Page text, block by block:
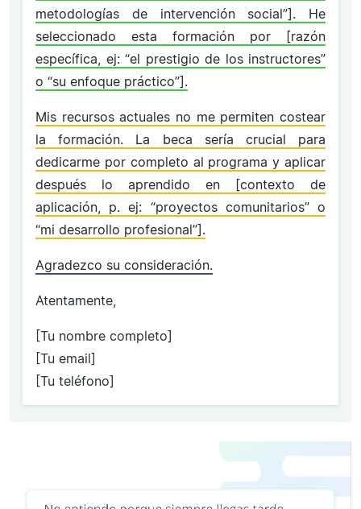
metodologías de intervención social”]. He
seleccionado esta formación por [razón
específica, ej: “el prestigio de los instructores”
o “su enfoque práctico”].
Mis recursos actuales no me permiten costear
la formación. La beca sería crucial para
dedicarme por completo al programa y aplicar
después lo aprendido en [contexto de
aplicación, p. ej: “proyectos comunitarios” o
“mi desarrollo profesional”].
Agradezco su consideración.
Atentamente,
[Tu nombre completo]
[Tu email]
[Tu teléfono]